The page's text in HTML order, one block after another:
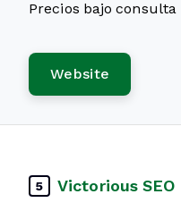
Precios bajo consulta
Website
5 Victorious SEO